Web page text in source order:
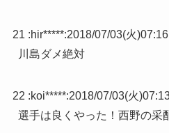
21 :hir*****:2018/07/03(火
川島ダメ絶対
22 :koi*****:2018/07/03(火
選手は良くやった！西野の采